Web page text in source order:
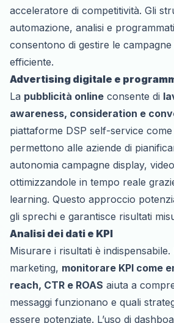
acceleratore di competitività. Gli
automazione, analisi e
consentono di gestire le
efficiente.
Advertising digitale e
La pubblicità online consente di
awareness, consideration e
piattaforme DSP self-service
permettono alle aziende di
autonomia campagne display,
ottimizzandole in tempo reale
learning. Questo approccio
gli sprechi e garantisce risultati
Analisi dei dati e KPI
Misurare i risultati è
marketing, monitorare KPI come
reach, CTR e ROAS aiuta a
messaggi funzionano e quali
essere potenziate. L’uso di